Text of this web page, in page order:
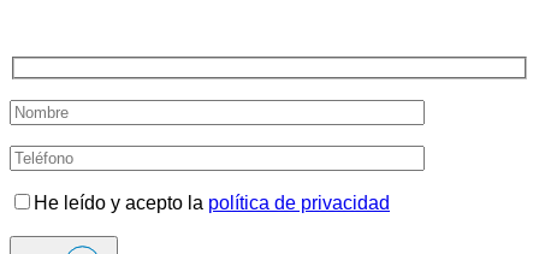
He leído y acepto la política de privacidad